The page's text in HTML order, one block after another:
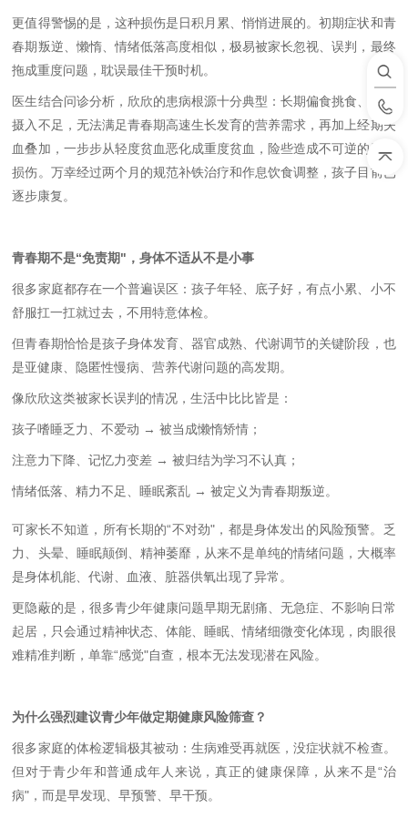
更值得警惕的是，这种损伤是日积月累、悄悄进展的。初期症状和青
春期叛逆、懒惰、情绪低落高度相似，极易被家长忽视、误判，最终
拖成重度问题，耽误最佳干预时机。
医生结合问诊分析，欣欣的患病根源十分典型：长期偏食挑食、营养
摄入不足，无法满足青春期高速生长发育的营养需求，再加上经期失
血叠加，一步步从轻度贫血恶化成重度贫血，险些造成不可逆的脏器
损伤。万幸经过两个月的规范补铁治疗和作息饮食调整，孩子目前已
逐步康复。
青春期不是“免责期" ，身体不适从不是小事
很多家庭都存在一个普遍误区：孩子年轻、底子好，有点小累、小不
舒服扛一扛就过去，不用特意体检。
但青春期恰恰是孩子身体发育、器官成熟、代谢调节的关键阶段，也
是亚健康、隐匿性慢病、营养代谢问题的高发期。
像欣欣这类被家长误判的情况，生活中比比皆是：
孩子嗜睡乏力、不爱动 →被当成懒惰矫情；
注意力下降、记忆力变差 →被归结为学习不认真；
情绪低落、精力不足、睡眠紊乱 →被定义为青春期叛逆。
可家长不知道，所有长期的“不对劲" ，都是身体发出的风险预警。乏
力、头晕、睡眠颠倒、精神萎靡，从来不是单纯的情绪问题，大概率
是身体机能、代谢、血液、脏器供氧出现了异常。
更隐蔽的是，很多青少年健康问题早期无剧痛、无急症、不影响日常
起居，只会通过精神状态、体能、睡眠、情绪细微变化体现，肉眼很
难精准判断，单靠“感觉"自查，根本无法发现潜在风险。
为什么强烈建议青少年做定期健康风险筛查？
很多家庭的体检逻辑极其被动：生病难受再就医，没症状就不检查。
但对于青少年和普通成年人来说，真正的健康保障，从来不是“治
病" ，而是早发现、早预警、早干预。